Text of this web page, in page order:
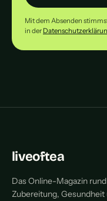
Mit dem Absenden
in der
liveoftea
Das Online-Magazin
Zubereitung, Gesundheit